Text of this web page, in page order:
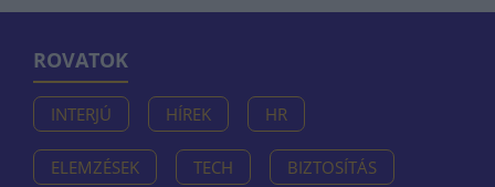
ROVATOK
INTERJÚ HÍREK HR
ELEMZÉSEK TECH BIZTOSÍTÁS